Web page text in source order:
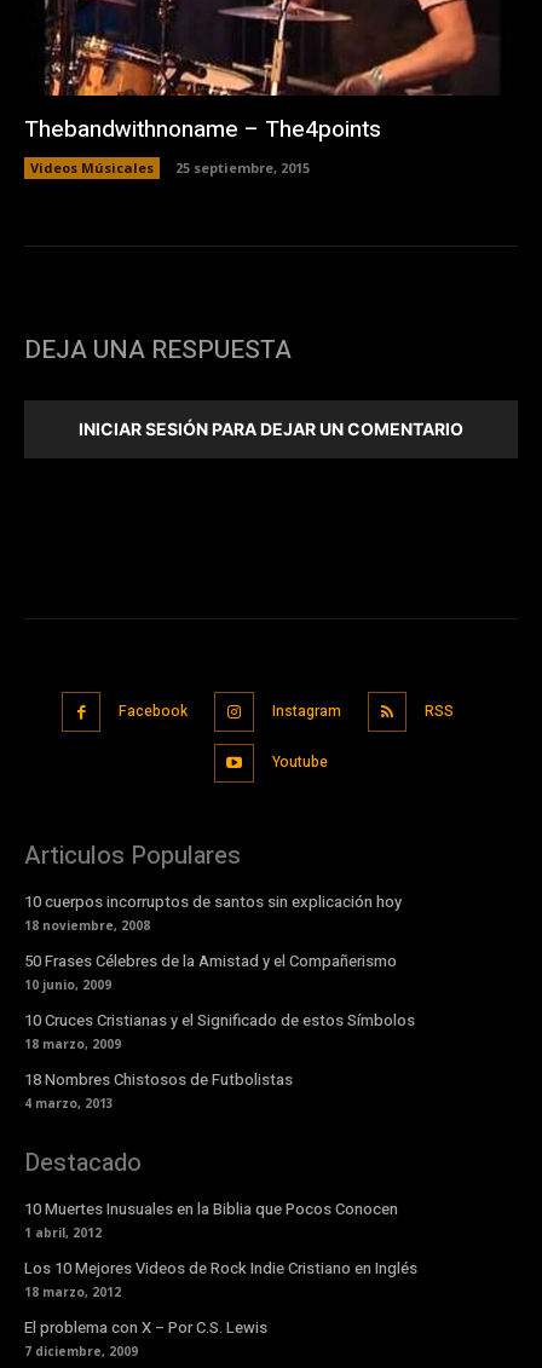
Thebandwithnoname – The4points
Videos Músicales 25 septiembre, 2015
DEJA UNA RESPUESTA
INICIAR SESIÓN PARA DEJAR UN COMENTARIO
Facebook Instagram RSS
Youtube
Articulos Populares
10 cuerpos incorruptos de santos sin explicación hoy
18 noviembre, 2008
50 Frases Célebres de la Amistad y el Compañerismo
10 junio, 2009
10 Cruces Cristianas y el Significado de estos Símbolos
18 marzo, 2009
18 Nombres Chistosos de Futbolistas
4 marzo, 2013
Destacado
10 Muertes Inusuales en la Biblia que Pocos Conocen
1 abril, 2012
Los 10 Mejores Videos de Rock Indie Cristiano en Inglés
18 marzo, 2012
El problema con X – Por C.S. Lewis
7 diciembre, 2009